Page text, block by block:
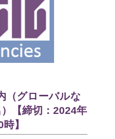
（グローバルな
【締切：2024年
】